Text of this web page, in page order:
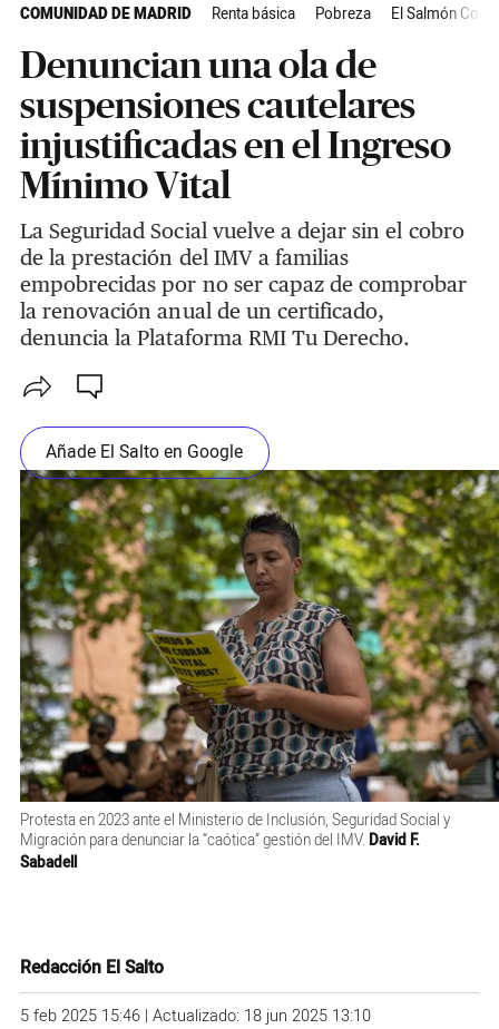
COMUNIDAD DE MADRID Renta básica Pobreza El Salmón
Denuncian una ola de
suspensiones cautelares
injustificadas en el Ingreso
Mínimo Vital
La Seguridad Social vuelve a dejar sin el cobro
de la prestación del IMV a familias
empobrecidas por no ser capaz de comprobar
la renovación anual de un certificado,
denuncia la Plataforma RMI Tu Derecho.
Añade El Salto en Google
Protesta en 2023 ante el Ministerio de Inclusión, Seguridad Social y
Migración para denunciar la “caótica” gestión del IMV. David F.
Sabadell
Redacción El Salto
5 feb 2025 15:46 | Actualizado: 18 jun 2025 13:10